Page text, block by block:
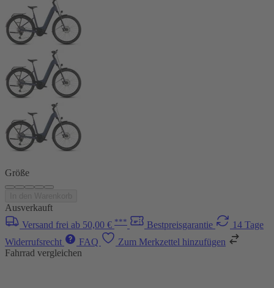
Größe
Ausverkauft
Versand frei ab 50,00 € *** Bestpreisgarantie
14 Tage
Widerrufsrecht
FAQ
Zum Merkzettel hinzufügen
Fahrrad vergleichen